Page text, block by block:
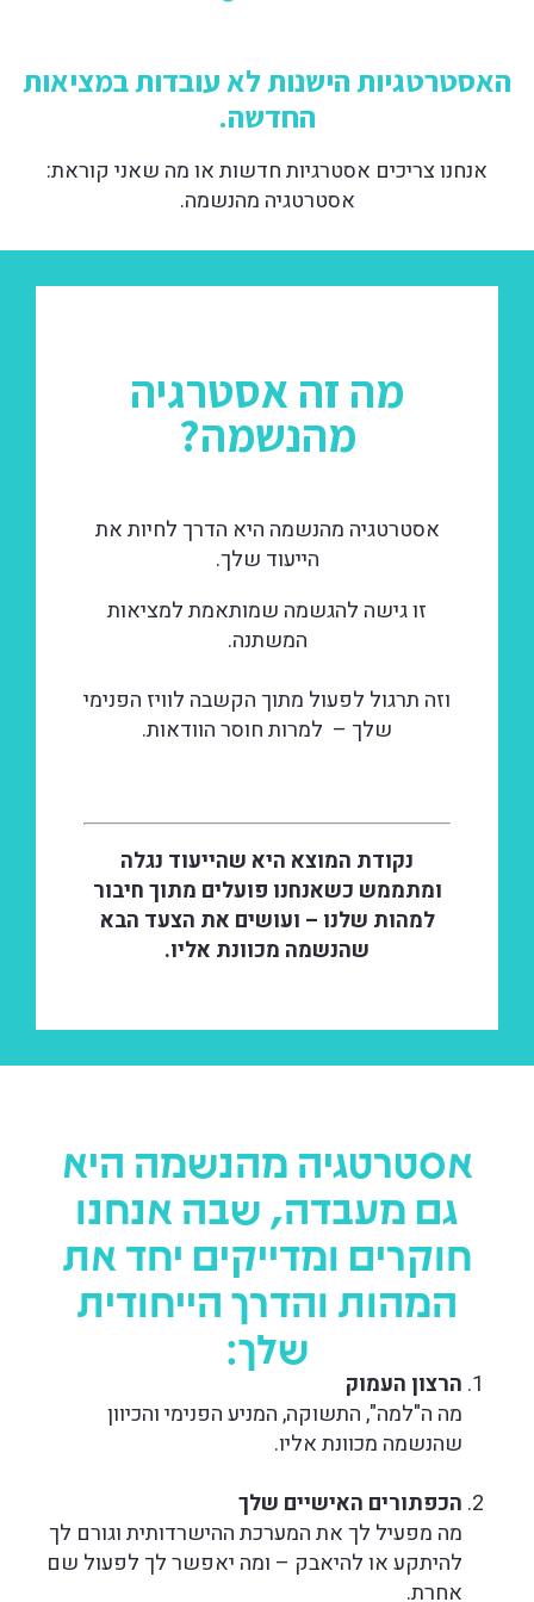
האסטרטגיות הישנות לא עובדות במציאות
החדשה.
אנחנו צריכים אסטרגיות חדשות או מה שאני קוראת:
אסטרטגיה מהנשמה.
מה זה אסטרגיה
מהנשמה?
אסטרטגיה מהנשמה היא הדרך לחיות את
הייעוד שלך.
זו גישה להגשמה שמותאמת למציאות
המשתנה.
וזה תרגול לפעול מתוך הקשבה לוויז הפנימי
שלך – למרות חוסר הוודאות.
נקודת המוצא היא שהייעוד נגלה
ומתממש כשאנחנו פועלים מתוך חיבור
למהות שלנו – ועושים את הצעד הבא
שהנשמה מכוונת אליו.
אסטרטגיה מהנשמה היא
גם מעבדה, שבה אנחנו
חוקרים ומדייקים יחד את
המהות והדרך הייחודית
שלך:
הרצון העמוק
מה ה"למה", התשוקה, המניע הפנימי והכיוון
שהנשמה מכוונת אליו.
הכפתורים האישיים שלך
מה מפעיל לך את המערכת ההישרדותית וגורם לך
להיתקע או להיאבק – ומה יאפשר לך לפעול שם
אחרת.